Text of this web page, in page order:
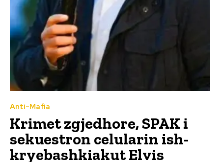
Anti-Mafia
Krimet zgjedhore, SPAK i
sekuestron celularin ish-
kryebashkiakut Elvis